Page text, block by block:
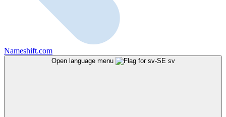
Nameshift.com
Open language menu sv